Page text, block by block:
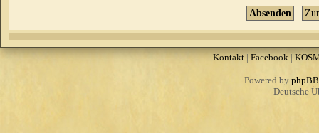
Kontakt| Facebook |
Powered by phpBB
Deutsche